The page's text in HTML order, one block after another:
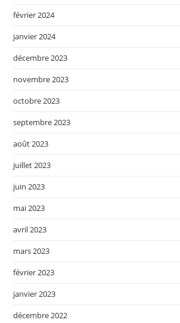
février 2024
janvier 2024
décembre 2023
novembre 2023
octobre 2023
septembre 2023
août 2023
juillet 2023
juin 2023
mai 2023
avril 2023
mars 2023
février 2023
janvier 2023
décembre 2022